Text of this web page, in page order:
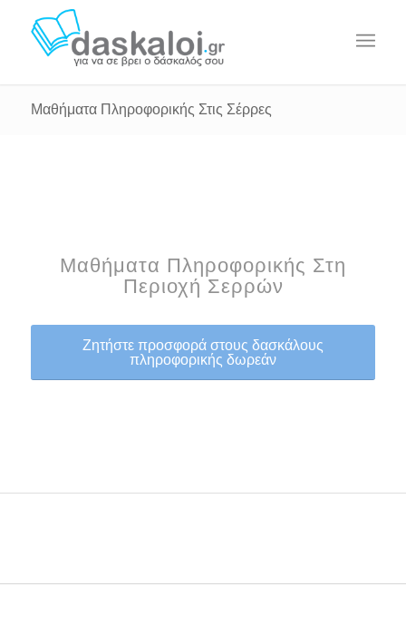
Μαθήματα Πληροφορικής Στις Σέρρες
Μαθήματα Πληροφορικής Στη
Περιοχή Σερρών
Ζητήστε προσφορά στους δασκάλους
πληροφορικής δωρεάν